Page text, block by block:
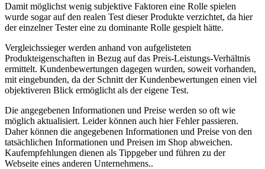
Damit möglichst wenig subjektive Faktoren eine Rolle spielen
wurde sogar auf den realen Test dieser Produkte verzichtet, da hier
der einzelner Tester eine zu dominante Rolle gespielt hätte.
Vergleichssieger werden anhand von aufgelisteten
Produkteigenschaften in Bezug auf das Preis-Leistungs-Verhältnis
ermittelt. Kundenbewertungen dagegen wurden, soweit vorhanden,
mit eingebunden, da der Schnitt der Kundenbewertungen einen viel
objektiveren Blick ermöglicht als der eigene Test.
Die angegebenen Informationen und Preise werden so oft wie
möglich aktualisiert. Leider können auch hier Fehler passieren.
Daher können die angegebenen Informationen und Preise von den
tatsächlichen Informationen und Preisen im Shop abweichen.
Kaufempfehlungen dienen als Tippgeber und führen zu der
Webseite eines anderen Unternehmens..